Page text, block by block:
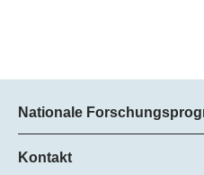
Nationale
Hier finden Sie Informationen
Forschungsprogrammen (NFP):
Kontakt